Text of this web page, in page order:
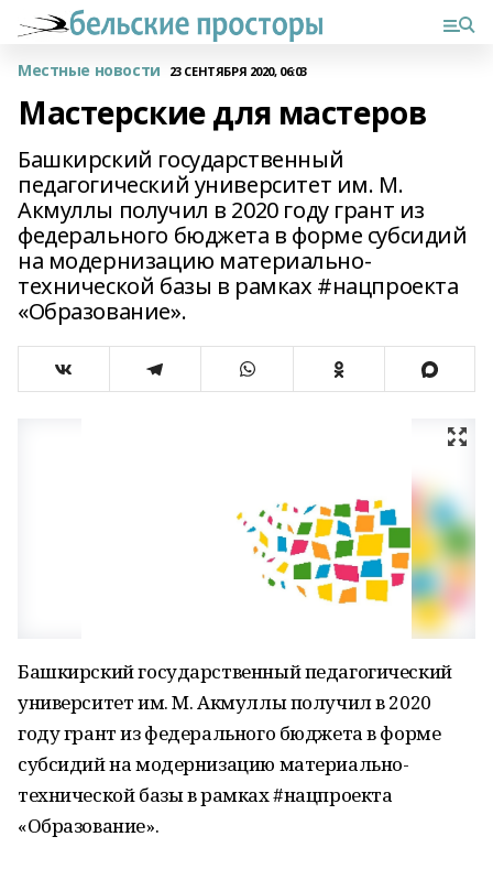
Местные новости 23 СЕНТЯБРЯ 2020, 06:03
Мастерские для мастеров
Башкирский государственный
педагогический университет им. М.
Акмуллы получил в 2020 году грант из
федерального бюджета в форме субсидий
на модернизацию материально-
технической базы в рамках #нацпроекта
«Образование».
Башкирский государственный педагогический
университет им. М. Акмуллы получил в 2020
году грант из федерального бюджета в форме
субсидий на модернизацию материально-
технической базы в рамках #нацпроекта
«Образование».